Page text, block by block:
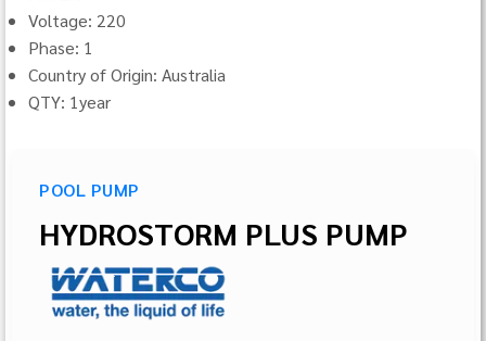
Voltage: 220
Phase: 1
Country of Origin: Australia
QTY: 1year
POOL PUMP
HYDROSTORM PLUS PUMP